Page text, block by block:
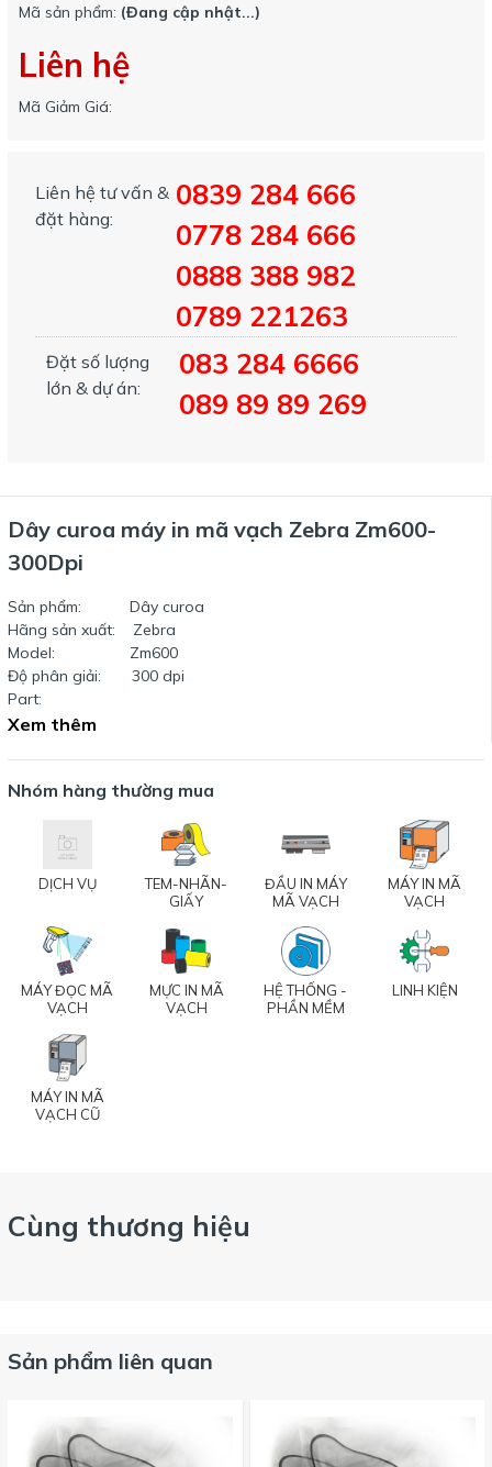
Mã sản phẩm: (Đang cập nhật...)
Liên hệ
Mã Giảm Giá:
Liên hệ tư vấn &
đặt hàng:
0839 284 666
0778 284 666
0888 388 982
0789 221263
Đặt số lượng
lớn & dự án:
083 284 6666
089 89 89 269
Dây curoa máy in mã vạch Zebra Zm600-
300Dpi
Sản phẩm: Dây curoa
Hãng sản xuất: Zebra
Model: Zm600
Độ phân giải: 300 dpi
Part:
Xem thêm
Nhóm hàng thường mua
DỊCH VỤ
TEM-NHÃN-
GIẤY
ĐẦU IN MÁY
MÃ VẠCH
MÁY IN MÃ
VẠCH
MÁY ĐỌC MÃ
VẠCH
MỰC IN MÃ
VẠCH
HỆ THỐNG -
PHẦN MỀM
LINH KIỆN
MÁY IN MÃ
VẠCH CŨ
Cùng thương hiệu
Sản phẩm liên quan